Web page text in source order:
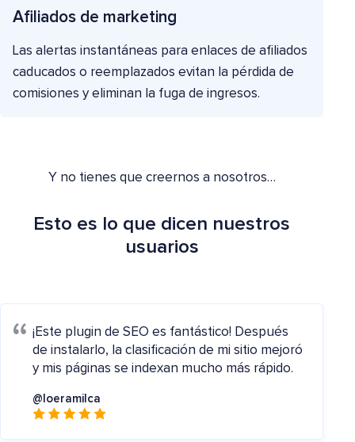
Afiliados de marketing
Las alertas instantáneas para enlaces de afiliados
caducados o reemplazados evitan la pérdida de
comisiones y eliminan la fuga de ingresos.
Y no tienes que creernos a nosotros…
Esto es lo que dicen nuestros
usuarios
¡Este plugin de SEO es fantástico! Después
de instalarlo, la clasificación de mi sitio mejoró
y mis páginas se indexan mucho más rápido.
@loeramilca